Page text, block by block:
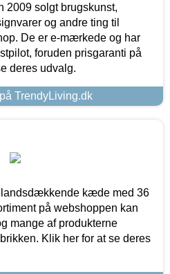
2009 solgt brugskunst,
og andre ting til
De er e-mærkede og har
foruden prisgaranti på
deres udvalg.
TrendyLiving.dk
landsdækkende kæde med 36
på webshoppen kan
mange af produkterne
Klik her for at se deres